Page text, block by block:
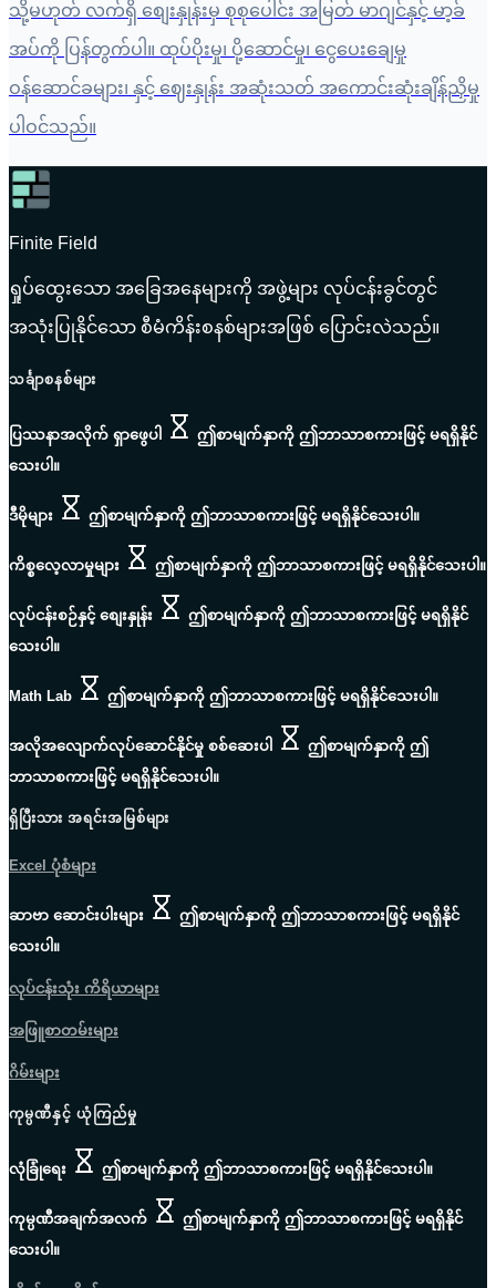
သို့မဟုတ် လက်ရှိ စျေးနှုန်းမှ စုစုပေါင်း အမြတ် မာဂျင်နှင့် မာ့ခ်
အပ်ကို ပြန်တွက်ပါ။ ထုပ်ပိုးမှု၊ ပို့ဆောင်မှု၊ ငွေပေးချေမှု
ဝန်ဆောင်ခများ၊ နှင့် ဈေးနှုန်း အဆုံးသတ် အကောင်းဆုံးချိန်ညှိမှု
ပါဝင်သည်။
Finite Field
ရှုပ်ထွေးသော အခြေအနေများကို အဖွဲ့များ လုပ်ငန်းခွင်တွင်
အသုံးပြုနိုင်သော စီမံကိန်းစနစ်များအဖြစ် ပြောင်းလဲသည်။
သင်္ချာစနစ်များ
ပြဿနာအလိုက် ရှာဖွေပါ
ဤစာမျက်နှာကို ဤဘာသာစကားဖြင့် မရရှိနိုင်
သေးပါ။
ဒီမိုများ ဤစာမျက်နှာကို ဤဘာသာစကားဖြင့် မရရှိနိုင်သေးပါ။
ကိစ္စလေ့လာမှုများ ဤစာမျက်နှာကို ဤဘာသာစကားဖြင့် မရရှိနိုင်သေးပါ။
လုပ်ငန်းစဉ်နှင့် စျေးနှုန်း
ဤစာမျက်နှာကို ဤဘာသာစကားဖြင့် မရရှိနိုင်
သေးပါ။
Math Lab ဤစာမျက်နှာကို ဤဘာသာစကားဖြင့် မရရှိနိုင်သေးပါ။
အလိုအလျောက်လုပ်ဆောင်နိုင်မှု စစ်ဆေးပါ
ဤစာမျက်နှာကို ဤ
ဘာသာစကားဖြင့် မရရှိနိုင်သေးပါ။
ရှိပြီးသား အရင်းအမြစ်များ
Excel ပုံစံများ
ဆာဗာ ဆောင်းပါးများ
ဤစာမျက်နှာကို ဤဘာသာစကားဖြင့် မရရှိနိုင်
သေးပါ။
လုပ်ငန်းသုံး ကိရိယာများ
အဖြူစာတမ်းများ
ဂိမ်းများ
ကုမ္ပဏီနှင့် ယုံကြည်မှု
လုံခြုံရေး ဤစာမျက်နှာကို ဤဘာသာစကားဖြင့် မရရှိနိုင်သေးပါ။
ကုမ္ပဏီအချက်အလက်
ဤစာမျက်နှာကို ဤဘာသာစကားဖြင့် မရရှိနိုင်
သေးပါ။